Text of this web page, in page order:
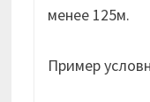
менее 125м.
Пример